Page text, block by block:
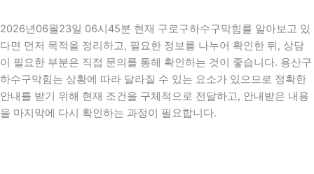
2026년06월23일 06시45분 현재 구로구하수구막힘를 알아보고 있
다면 먼저 목적을 정리하고, 필요한 정보를 나누어 확인한 뒤, 상담
이 필요한 부분은 직접 문의를 통해 확인하는 것이 좋습니다. 용산구
하수구막힘는 상황에 따라 달라질 수 있는 요소가 있으므로 정확한
안내를 받기 위해 현재 조건을 구체적으로 전달하고, 안내받은 내용
을 마지막에 다시 확인하는 과정이 필요합니다.